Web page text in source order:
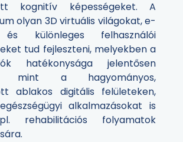
kognitív képességeket. A
olyan 3D virtuális világokat, e-
és különleges felhasználói
tud fejleszteni, melyekben a
hatékonysága jelentősen
mint a hagyományos,
ablakos digitális felületeken,
alkalmazásokat is
rehabilitációs folyamatok